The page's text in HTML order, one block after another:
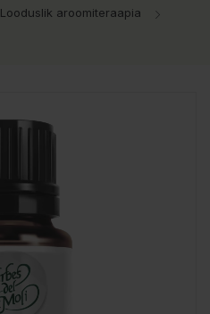
Looduslik aroomiteraapia